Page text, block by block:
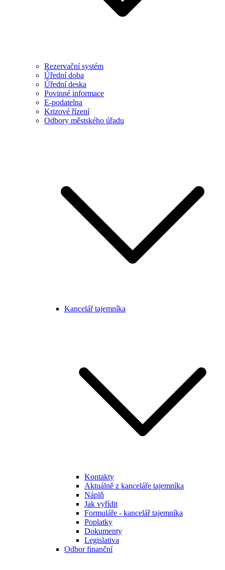
Rezervační systém
Úřední doba
Úřední deska
Povinné informace
E-podatelna
Krizové řízení
Odbory městského úřadu
Kancelář tajemníka
Kontakty
Aktuálně z kanceláře tajemníka
Náplň
Jak vyřídit
Formuláře - kancelář tajemníka
Poplatky
Dokumenty
Legislativa
Odbor finanční